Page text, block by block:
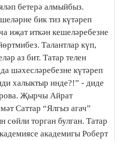
бетерә алмыйбыз.
бик тиз күтәреп
иҗат иткән кешеләребезне
Талантлар күп,
аз бит. Татар телен
шәхесләребезне күтәреп
халыктыр инде?!” - диде
Җырчы Айрат
Саттар “Ялгыз агач”
торган булган. Татар
академигы Роберт